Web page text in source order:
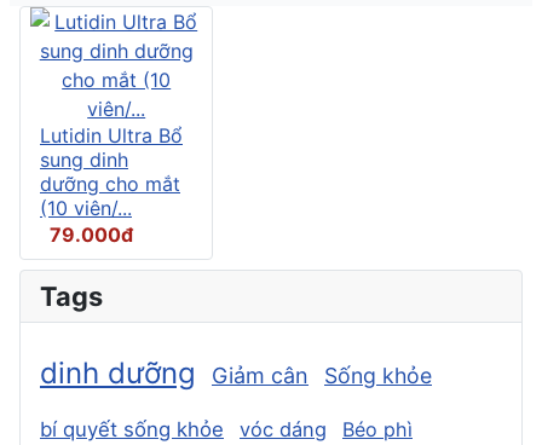
Lutidin Ultra Bổ
sung dinh
dưỡng cho mắt
(10 viên/...
79.000đ
Tags
dinh dưỡng Giảm cân Sống khỏe
bí quyết sống khỏe vóc dáng Béo phì